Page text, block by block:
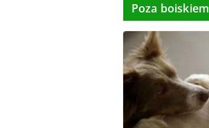
Poza boiskiem